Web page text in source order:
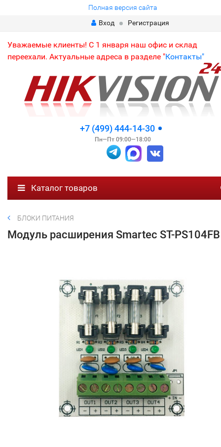
Полная версия сайта
Вход
Регистрация
Уважаемые клиенты! С 1 января наш офис и склад
переехали. Актуальные адреса в разделе "Контакты"
+7 (499) 444-14-30
Пн—Пт 09:00—18:00
Каталог товаров
БЛОКИ ПИТАНИЯ
Модуль расширения Smartec ST-PS104FB